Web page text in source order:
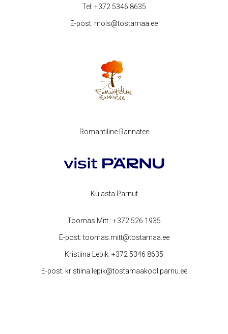
Tel: +372 5346 8635
E-post: mois@tostamaa.ee
Romantiline Rannatee
Külasta Pärnut
Toomas Mitt : +372 526 1935
E-post:toomas.mitt@tostamaa.ee
Kristiina Lepik: +372 5346 8635
E-post: kristiina.lepik@tostamaakool.parnu.ee